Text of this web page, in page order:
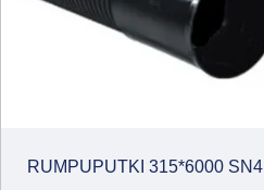
RUMPUPUTKI 315*6000 SN4